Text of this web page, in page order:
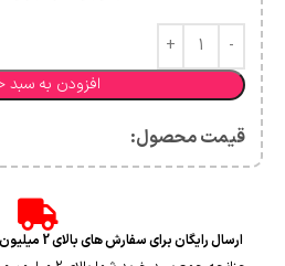
افزودن به سبد
قیمت محصول:​
ارسال رایگان برای سفارش های بالای 2 میلیون و 500 هزار تومان(غیر حجمی)